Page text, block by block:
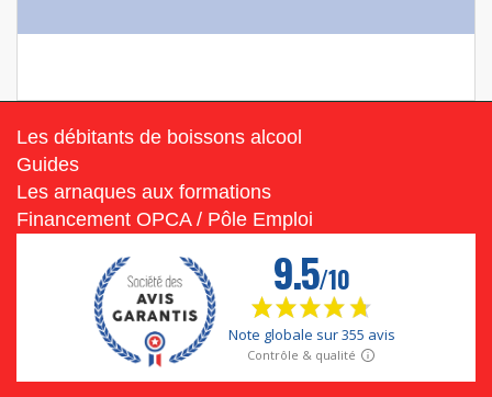
Les débitants de boissons alcool
Guides
Les arnaques aux formations
Financement OPCA / Pôle Emploi